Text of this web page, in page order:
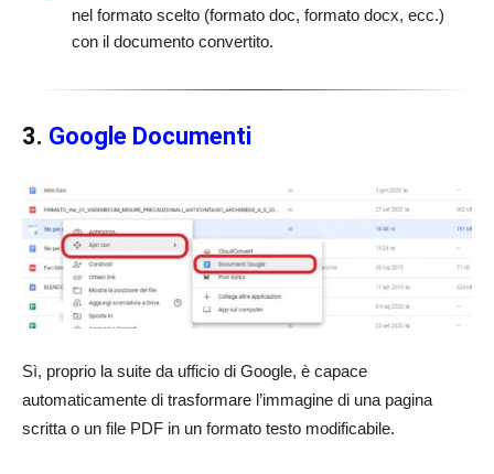
nel formato scelto (formato doc, formato docx, ecc.)
con il documento convertito.
3. Google Documenti
Sì, proprio la suite da ufficio di Google, è capace
automaticamente di trasformare l’immagine di una pagina
scritta o un file PDF in un formato testo modificabile.